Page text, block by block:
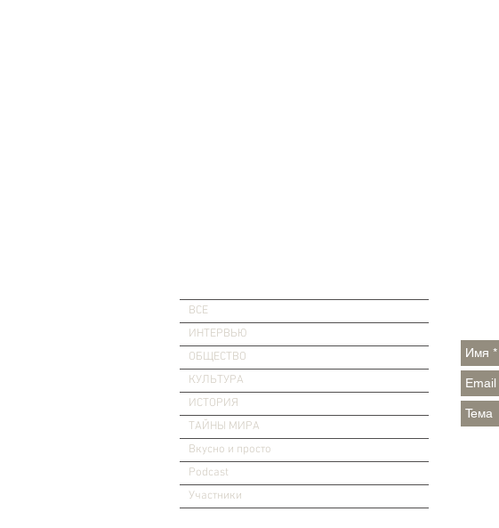
ВСЕ
ИНТЕРВЬЮ
ОБЩЕСТВО
КУЛЬТУРА
ИСТОРИЯ
ТАЙНЫ МИРА
Вкусно и просто
Podcast
Участники